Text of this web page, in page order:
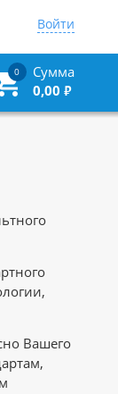
Войти
Сумма
0
0,00 ₽
Вашего